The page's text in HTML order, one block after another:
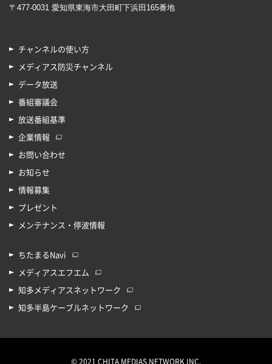
〒477-0031 愛知県東海市大田町下浜田165番地
チャンネルの使い方
メディアス防災チャンネル
データ放送
番組審議会
放送番組基準
企業情報
お問い合わせ
お知らせ
情報募集
プレゼント
メンテナンス・停波情報
ちたまるNavi
メディアスエフエム
知多メディアスネットワーク
知多半島ケーブルネットワーク
© 2021 CHITA MEDIAS NETWORK INC.